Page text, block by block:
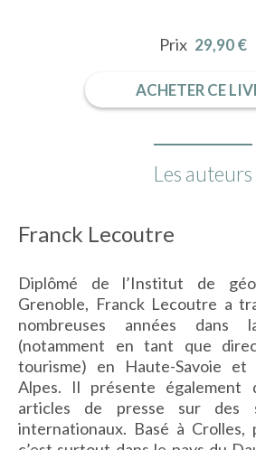
Prix 29,90 €
ACHETER CE
Les auteurs
Franck Lecoutre
Diplômé de l’Institut de
Grenoble, Franck Lecoutre a
nombreuses années dans
(notamment en tant que
tourisme) en Haute-Savoie et
Alpes. Il présente
articles de presse sur des
internationaux. Basé à Crolles,